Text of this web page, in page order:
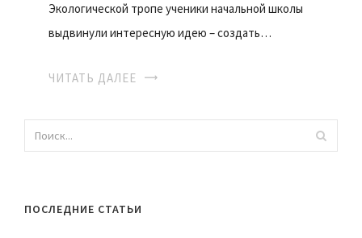
Экологической тропе ученики начальной школы
выдвинули интересную идею – создать…
ЧИТАТЬ ДАЛЕЕ
ПОСЛЕДНИЕ СТАТЬИ